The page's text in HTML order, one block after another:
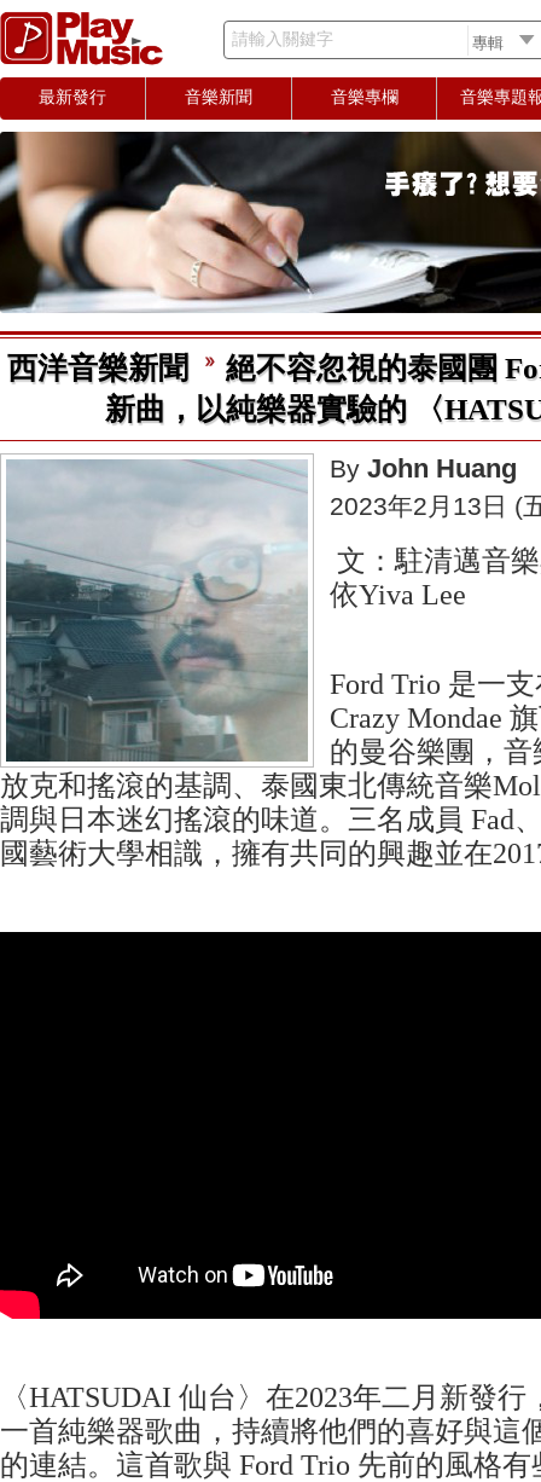
請輸入關鍵字
最新發行 音樂新聞 音樂專欄 音樂專題
西洋音樂新聞
絕不容忽視的泰國團
新曲，以純樂器實驗的 〈
By John Huang
2023年2月13日 (
文：駐清邁音
依Yiva Lee
Ford Trio 是一
Crazy Mondae
的曼谷樂團，
放克和搖滾的基調、泰國東北傳統音樂
調與日本迷幻搖滾的味道。三名成員 Fad
國藝術大學相識，擁有共同的興趣並在
〈HATSUDAI 仙台〉在2023年二月新發行
一首純樂器歌曲，持續將他們的喜好與這
的連結。這首歌與 Ford Trio 先前的風格